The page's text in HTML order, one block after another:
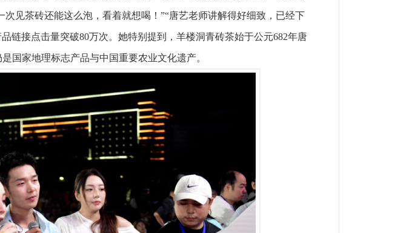
见茶砖还能这么泡，看着就想喝！”“唐艺老师讲解得好细致，已经下
链接点击量突破80万次。她特别提到，羊楼洞青砖茶始于公元682年唐
国家地理标志产品与中国重要农业文化遗产。